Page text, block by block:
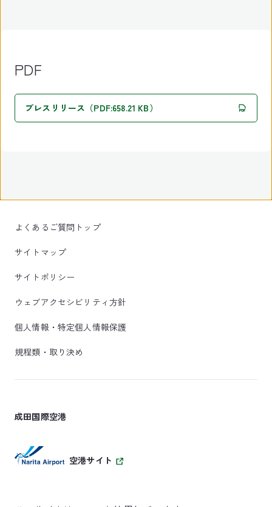
PDF
プレスリリース（PDF:658.21 KB）
よくあるご質問トップ
サイトマップ
サイトポリシー
ウェブアクセシビリティ方針
個人情報・特定個人情報保護
規程類・取り決め
成田国際空港
空港サイト